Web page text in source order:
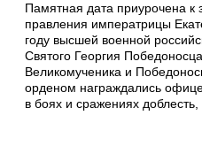
Памятная дата приурочена
правления императрицы
году высшей военной
Святого Георгия
Великомученика и
орденом награждались
в боях и сражениях доблесть,